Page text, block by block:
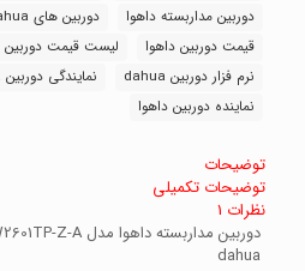
A،
دوربین
dahua
عدد
دوربین مداربسته داهوا
دوربین های Dahua
قیمت دوربین داهوا
لیست قیمت دوربین dahua
نرم فزار دوربین dahua
نمایندگی دوربین Dahua
نماینده دوربین داهوا
توضیحات
توضیحات تکمیلی
نظرات 1
dahua